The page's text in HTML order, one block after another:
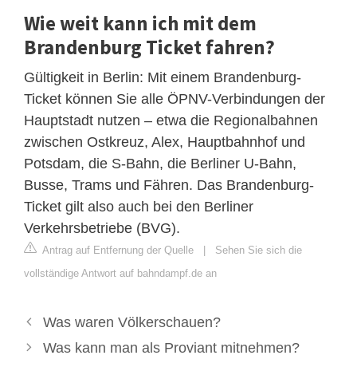
Wie weit kann ich mit dem
Brandenburg Ticket fahren?
Gültigkeit in Berlin: Mit einem Brandenburg-
Ticket können Sie alle ÖPNV-Verbindungen der
Hauptstadt nutzen – etwa die Regionalbahnen
zwischen Ostkreuz, Alex, Hauptbahnhof und
Potsdam, die S-Bahn, die Berliner U-Bahn,
Busse, Trams und Fähren. Das Brandenburg-
Ticket gilt also auch bei den Berliner
Verkehrsbetriebe (BVG).
Antrag auf Entfernung der Quelle | Sehen Sie sich die
vollständige Antwort auf bahndampf.de an
Was waren Völkerschauen?
Was kann man als Proviant mitnehmen?